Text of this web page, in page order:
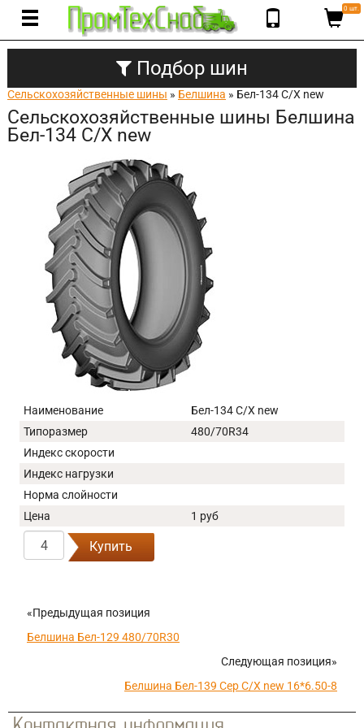
0 шт.
Подбор шин
Сельскохозяйственные шины » Белшина » Бел-134 С/Х new
Сельскохозяйственные шины Белшина
Бел-134 С/Х new
Наименование
Бел-134 С/Х new
Типоразмер
480/70R34
Индекс скорости
Индекс нагрузки
Норма слойности
Цена
1 руб
Купить
«Предыдущая позиция
Белшина Бел-129 480/70R30
Следующая позиция»
Белшина Бел-139 Сер С/Х new 16*6.50-8